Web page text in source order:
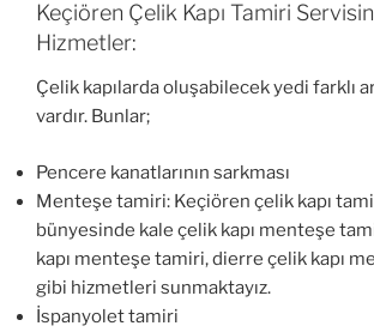
Keçiören Çelik Kapı Tamiri
Hizmetler:
Çelik kapılarda oluşabilecek yedi farklı
vardır. Bunlar;
Pencere kanatlarının sarkması
Menteşe tamiri: Keçiören çelik kapı
bünyesinde kale çelik kapı menteşe
kapı menteşe tamiri, dierre çelik kapı
gibi hizmetleri sunmaktayız.
İspanyolet tamiri